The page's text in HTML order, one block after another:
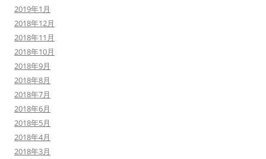
2019年1月
2018年12月
2018年11月
2018年10月
2018年9月
2018年8月
2018年7月
2018年6月
2018年5月
2018年4月
2018年3月